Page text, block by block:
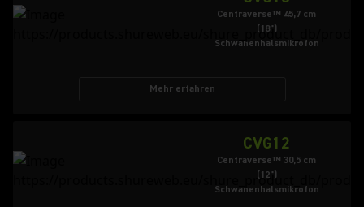
Centraverse™ 45,7 cm
(18")
Schwanenhalsmikrofon
Mehr erfahren
CVG12
Centraverse™ 30,5 cm
(12")
Schwanenhalsmikrofon